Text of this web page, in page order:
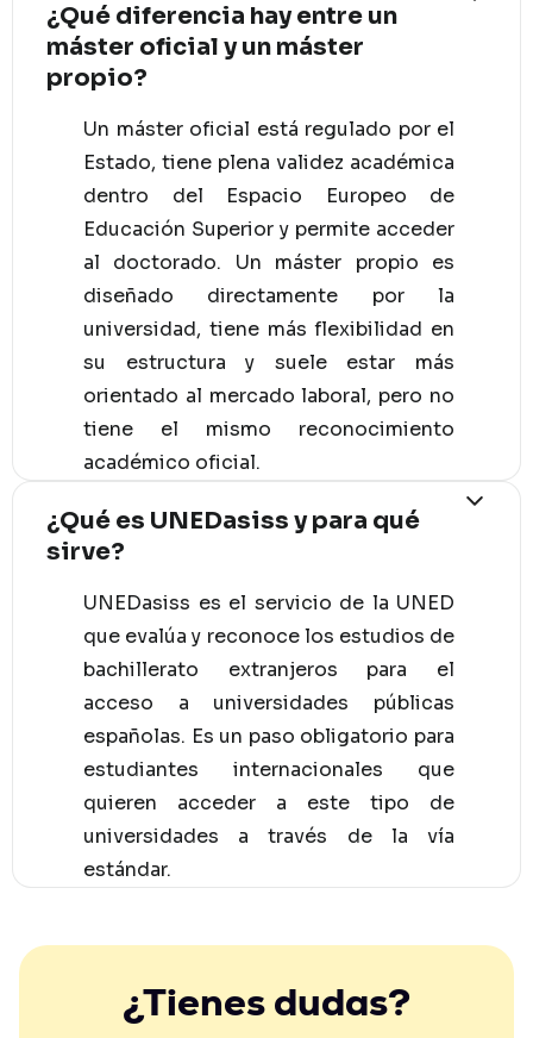
¿Qué diferencia hay entre un
máster oficial y un máster
propio?
Un máster oficial está regulado por el
Estado, tiene plena validez académica
dentro del Espacio Europeo de
Educación Superior y permite acceder
al doctorado. Un máster propio es
diseñado directamente por la
universidad, tiene más flexibilidad en
su estructura y suele estar más
orientado al mercado laboral, pero no
tiene el mismo reconocimiento
académico oficial.
¿Qué es UNEDasiss y para qué
sirve?
UNEDasiss es el servicio de la UNED
que evalúa y reconoce los estudios de
bachillerato extranjeros para el
acceso a universidades públicas
españolas. Es un paso obligatorio para
estudiantes internacionales que
quieren acceder a este tipo de
universidades a través de la vía
estándar.
¿Tienes dudas?